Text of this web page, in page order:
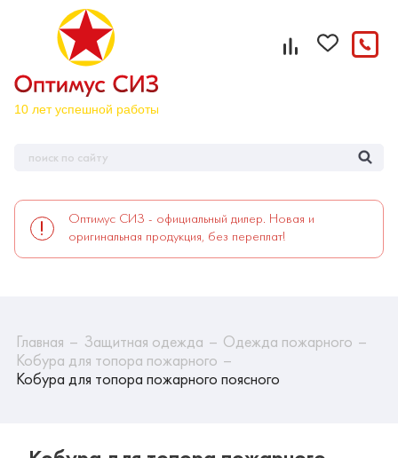
Оптимус СИЗ - официальный дилер. Новая и
оригинальная продукция, без переплат!
Главная Защитная одежда
Одежда пожарного
Кобура для топора пожарного
Кобура для топора пожарного поясного